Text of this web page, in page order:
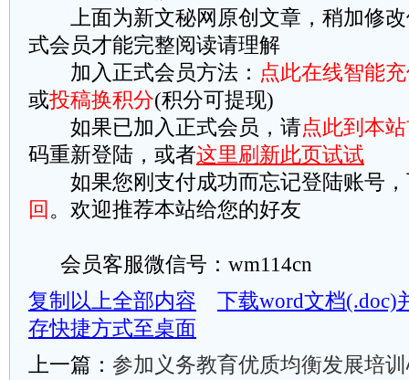
上面为新文秘网原创文章，稍加修改
式会员才能完整阅读请理解
加入正式会员方法： 点此在线智能
或投稿换积分(积分可提现)
如果已加入正式会员，请点此到本
码重新登陆，或者这里刷新此页试试
如果您刚支付成功而忘记登陆账号，
回 。欢迎推荐本站给您的好友
会员客服微信号：wm114cn
复制以上全部内容
下载word文档(.doc)
存快捷方式至桌面
上一篇： 参加义务教育优质均衡发展培